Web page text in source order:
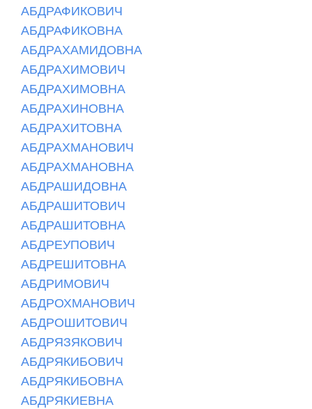
АБДРАФИКОВИЧ
АБДРАФИКОВНА
АБДРАХАМИДОВНА
АБДРАХИМОВИЧ
АБДРАХИМОВНА
АБДРАХИНОВНА
АБДРАХИТОВНА
АБДРАХМАНОВИЧ
АБДРАХМАНОВНА
АБДРАШИДОВНА
АБДРАШИТОВИЧ
АБДРАШИТОВНА
АБДРЕУПОВИЧ
АБДРЕШИТОВНА
АБДРИМОВИЧ
АБДРОХМАНОВИЧ
АБДРОШИТОВИЧ
АБДРЯЗЯКОВИЧ
АБДРЯКИБОВИЧ
АБДРЯКИБОВНА
АБДРЯКИЕВНА